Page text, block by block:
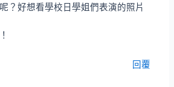
？好想看學校日學姐們表演的照片
回覆